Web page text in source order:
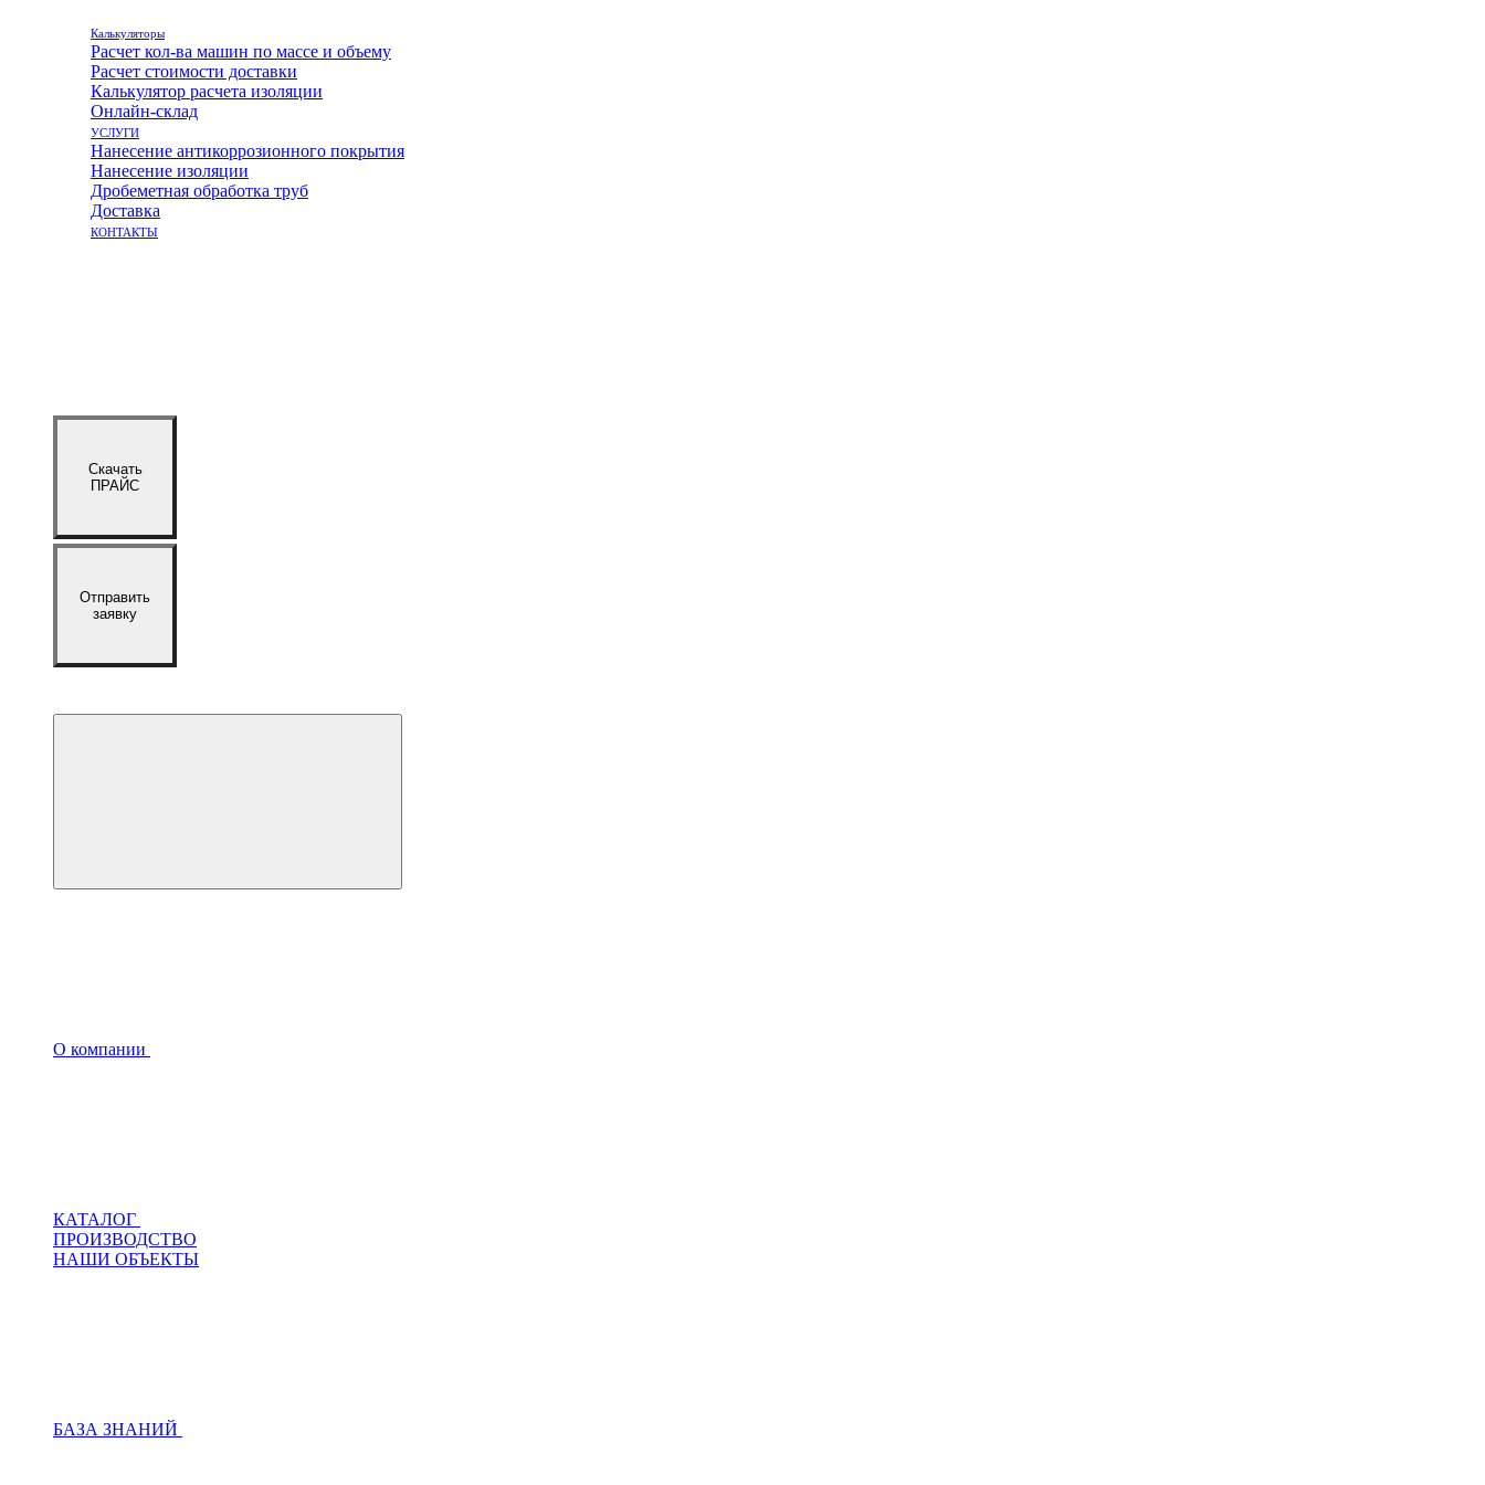
Калькуляторы
Расчет кол-ва машин по массе и объему
Расчет стоимости доставки
Калькулятор расчета изоляции
Онлайн-склад
УСЛУГИ
Нанесение антикоррозионного покрытия
Нанесение изоляции
Дробеметная обработка труб
Доставка
КОНТАКТЫ
Скачать
ПРАЙС
Отправить
заявку
О компании
КАТАЛОГ
ПРОИЗВОДСТВО
НАШИ ОБЪЕКТЫ
БАЗА ЗНАНИЙ